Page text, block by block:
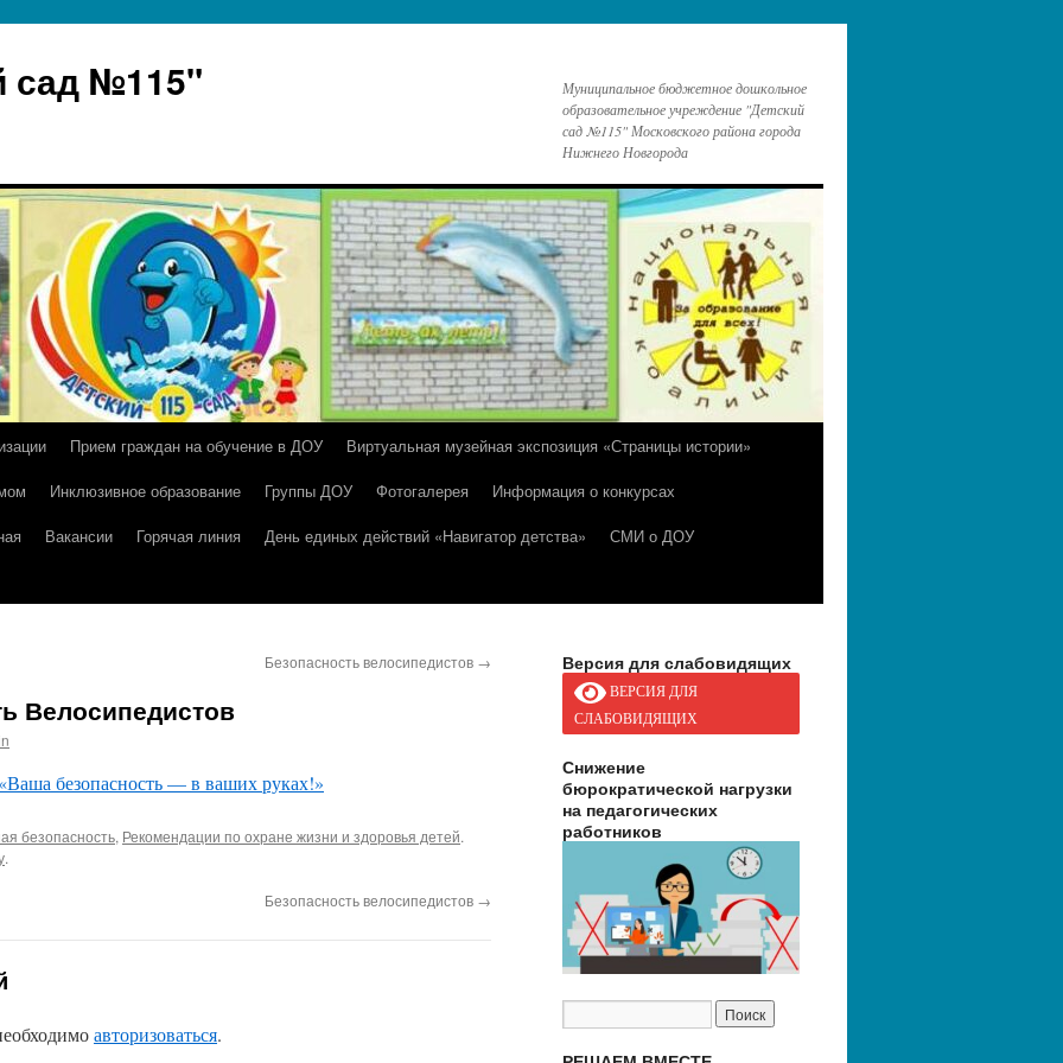
сад №115"
Муниципальное бюджетное дошкольное
образовательное учреждение "Детский
сад №115" Московского района города
Нижнего Новгорода
Прием граждан на обучение в ДОУ
Виртуальная музейная экспозиция «Страницы истории»
Инклюзивное образование Группы ДОУ Фотогалерея
Информация о конкурсах
Вакансии Горячая линия День единых действий «Навигатор детства»
СМИ о ДОУ
Безопасность велосипедистов →
Велосипедистов
безопасность — в ваших руках!»
безопасность, Рекомендации по охране жизни и здоровья детей.
.
Безопасность велосипедистов →
авторизоваться.
Версия для слабовидящих
ВЕРСИЯ ДЛЯ
СЛАБОВИДЯЩИХ
Снижение
бюрократической нагрузки
на педагогических
работников